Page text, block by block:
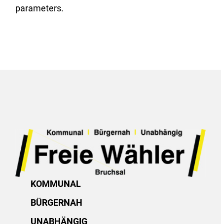
parameters.
KOMMUNAL
BÜRGERNAH
UNABHÄNGIG